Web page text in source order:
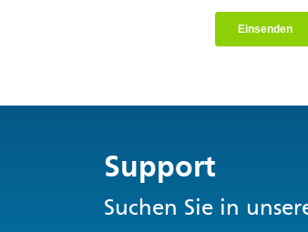
Support
Suchen Sie in